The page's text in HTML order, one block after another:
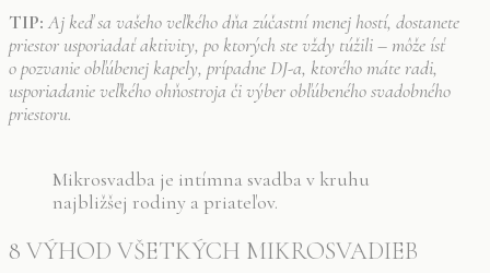
TIP: Aj keď sa vašeho veľkého dňa zúčastní menej hostí, dostanete
priestor usporiadať aktivity, po ktorých ste vždy túžili – môže ísť
o pozvanie obľúbenej kapely, prípadne DJ-a, ktorého máte radi,
usporiadanie veľkého ohňostroja či výber obľúbeného svadobného
priestoru.
Mikrosvadba je intímna svadba v kruhu
najbližšej rodiny a priateľov.
8 VÝHOD VŠETKÝCH MIKROSVADIEB